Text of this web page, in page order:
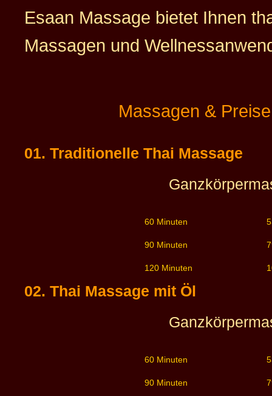
Esaan Massage bietet Ihnen
Massagen und
Massagen & Preise
01. Traditionelle Thai Massage
60 Minuten
90 Minuten
120 Minuten
02. Thai Massage mit Öl
60 Minuten
90 Minuten